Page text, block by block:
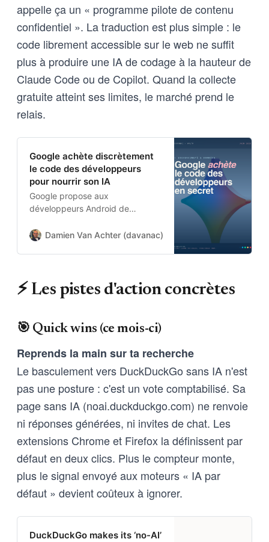
appelle ça un « programme pilote de contenu
confidentiel ». La traduction est plus simple : le
code librement accessible sur le web ne suffit
plus à produire une IA de codage à la hauteur de
Claude Code ou de Copilot. Quand la collecte
gratuite atteint ses limites, le marché prend le
relais.
Google achète discrètement
le code des développeurs
pour nourrir son IA
Google propose aux
développeurs Android de
entraîner ses outils d’IA, révélant
Damien Van Achter (davanac) Damien Van Achter
⚡ Les pistes d'action concrètes
🎯 Quick wins (ce mois-ci)
Reprends la main sur ta recherche
Le basculement vers DuckDuckGo sans IA n'est
pas une posture : c'est un vote comptabilisé. Sa
page sans IA (noai.duckduckgo.com) ne renvoie
ni réponses générées, ni invites de chat. Les
extensions Chrome et Firefox la définissent par
défaut en deux clics. Plus le compteur monte,
plus le signal envoyé aux moteurs « IA par
défaut » devient coûteux à ignorer.
DuckDuckGo makes its ‘no-AI’